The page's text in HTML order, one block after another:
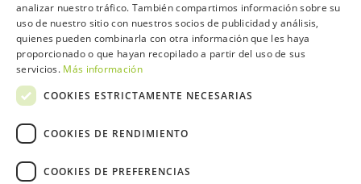
Contacta con el equipo de NextCaddy
Opina Contacta
analizar nuestro tráfico. También compartimos información sobre su
uso de nuestro sitio con nuestros socios de publicidad y análisis,
quienes pueden combinarla con otra información que les haya
proporcionado o que hayan recopilado a partir del uso de sus
servicios. Más información
COOKIES ESTRICTAMENTE NECESARIAS
COOKIES DE RENDIMIENTO
COOKIES DE PREFERENCIAS